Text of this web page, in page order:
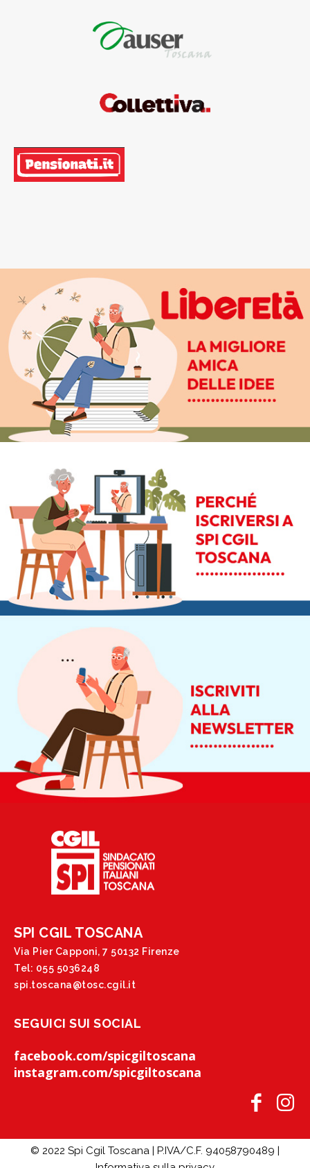
SPI CGIL TOSCANA
Via Pier Capponi, 7 50132 Firenze
Tel: 055 5036248
spi.toscana@tosc.cgil.it
SEGUICI SUI SOCIAL
facebook.com/spicgiltoscana
instagram.com/spicgiltoscana
© 2022 Spi Cgil Toscana | P.IVA/C.F. 94058790489 |